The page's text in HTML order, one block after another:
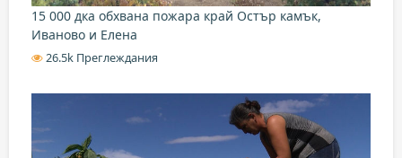
15 000 дка обхвана пожара край Остър камък,
Иваново и Елена
26.5k Преглеждания